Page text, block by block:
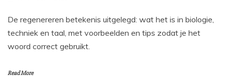
De regenereren betekenis uitgelegd: wat het is in biologie,
techniek en taal, met voorbeelden en tips zodat je het
woord correct gebruikt.
Read More